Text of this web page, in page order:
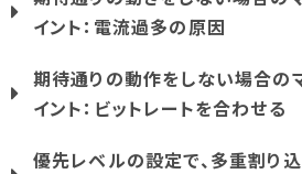
イント：電流過多の原因
期待通りの動作をしない場合の
イント：ビットレートを合わせる
優先レベルの設定で、多重割り